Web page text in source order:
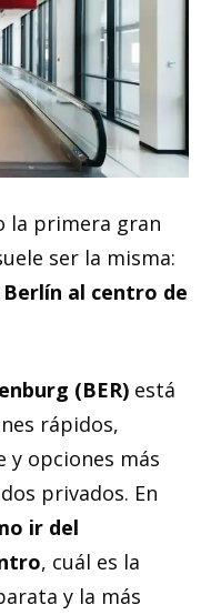
la primera gran
ser la misma:
al centro de
(BER) está
rápidos,
opciones más
privados. En
ir del
, cuál es la
y la más